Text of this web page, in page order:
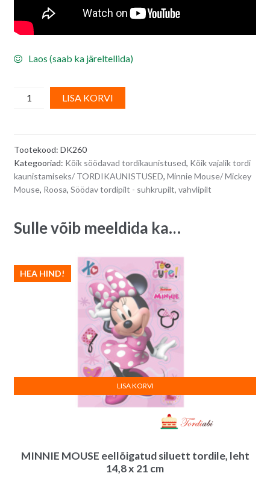
Laos (saab ka järeltellida)
Söödav
tordipilt
ümmargune
-
15,5
LISA KORVI
n
a
:
Tootekood: DK260
Kategooriad: Kõik söödavad tordikaunistused, Kõik vajalik tordi
kaunistamiseks/ TORDIKAUNISTUSED, Minnie Mouse/ Mickey
Mouse, Roosa, Söödav tordipilt - suhkrupilt, vahvlipilt
Sulle võib meeldida ka…
MINNIE MOUSE eellõigatud siluett tordile, leht
14,8 x 21 cm
HEA HIND!
LISA KORVI